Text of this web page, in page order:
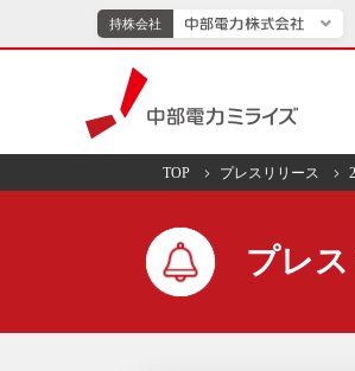
持株会社
持株会社
新成長分野・技術開発
中部
TOP プレスリリース
プレ